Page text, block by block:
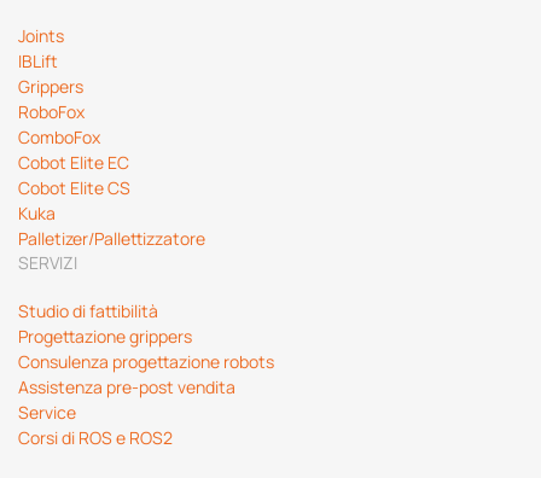
Joints
IBLift
Grippers
RoboFox
ComboFox
Cobot Elite EC
Cobot Elite CS
Kuka
Palletizer/Pallettizzatore
SERVIZI
Studio di fattibilità
Progettazione grippers
Consulenza progettazione robots
Assistenza pre-post vendita
Service
Corsi di ROS e ROS2